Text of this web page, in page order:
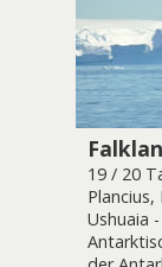
19 / 20
Ushuaia